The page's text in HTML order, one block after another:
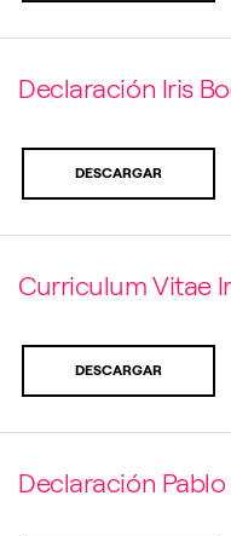
Declaración Iris
DESCARGAR
Curriculum Vitae
DESCARGAR
Declaración